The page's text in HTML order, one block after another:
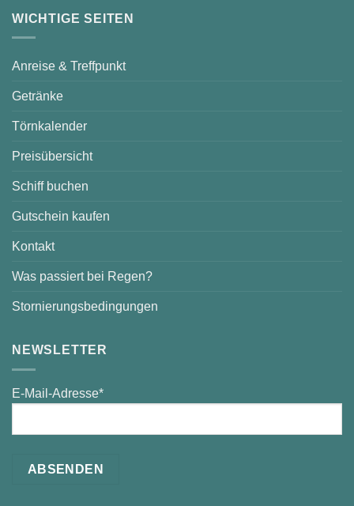
WICHTIGE SEITEN
Anreise & Treffpunkt
Getränke
Törnkalender
Preisübersicht
Schiff buchen
Gutschein kaufen
Kontakt
Was passiert bei Regen?
Stornierungsbedingungen
NEWSLETTER
E-Mail-Adresse*